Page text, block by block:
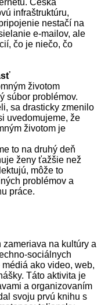
infraštruktúru,
nestačí na
e-mailov, ale
čo je niečo, čo
životom
súbor problémov.
sa drasticky zmenilo
uvedomujeme, že
životom je
to na druhý deň
ženy ťažšie než
môže to
problémov a
práce.
na kultúry a
sociálnych
ako video, web,
Táto aktivita je
a organizovaním
svoju prvú knihu s